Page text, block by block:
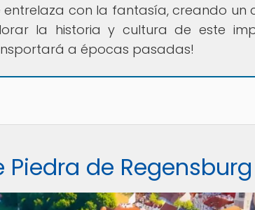
con la fantasía, creando un
la historia y cultura de este
a épocas pasadas!
Piedra de Regensburg